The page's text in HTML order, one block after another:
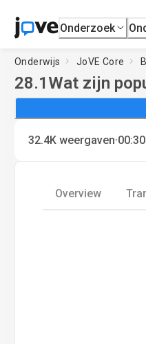
Onderzoek
Onderwijs JoVE Core
28.1 Wat zijn
32.4K weergaven·00:30
Overview